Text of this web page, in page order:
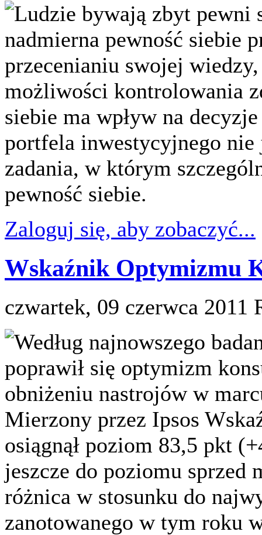
Ludzie bywają zbyt pewni
nadmierna pewność siebie
przecenianiu swojej
możliwości kontrolowania
siebie ma wpływ na
portfela inwestycyjnego nie
zadania, w którym
pewność siebie.
Zaloguj się, aby zobaczyć...
Wskaźnik Optymizmu
czwartek, 09 czerwca 2011
Według najnowszego
poprawił się optymizm
obniżeniu nastrojów w
Mierzony przez Ipsos
osiągnął poziom 83,5 pkt
jeszcze do poziomu sprzed
różnica w stosunku do
zanotowanego w tym roku